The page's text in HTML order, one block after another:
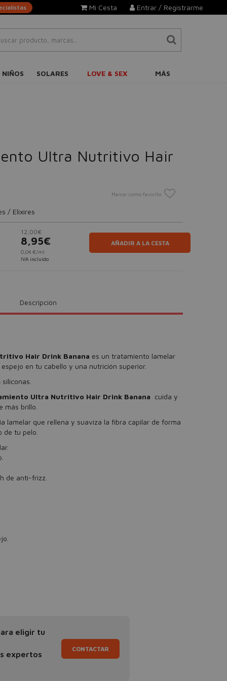
Entrar / Registrarme
Mi Cesta
NIÑOS SOLARES LOVE & SEX MÁS
Ultra Nutritivo Hair
Marcar como favorito
/ Elixires
12,00€
8,95€
0,04 €/ml
IVA incluido
AÑADIR A LA CESTA
Descripción
Hair Drink Banana es un tratamiento lamelar
en tu cabello y una nutrición superior.
Ultra Nutritivo Hair Drink Banana cuida y
más brillo.
lamelar que rellena y suaviza la fibra capilar de forma
de tu pelo.
de anti-frizz.
eligir tu
expertos
CONTACTAR